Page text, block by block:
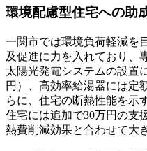
環境配慮型住宅への助
一関市では環境負荷軽減を
及促進に力を入れており、
太陽光発電システムの設置
円）、高効率給湯器には定
らに、住宅の断熱性能を示
住宅には追加で30万円の支
熱費削減効果と合わせて大